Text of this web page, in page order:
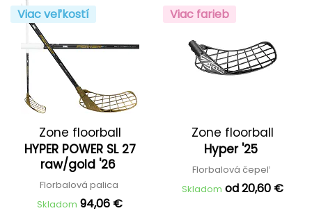
Viac veľkostí
Zone floorball
HYPER POWER SL 27
raw/gold '26
Florbalová palica
Skladom 94,06 €
Viac farieb
Zone floorball
Hyper '25
Florbalová čepeľ
Skladom od 20,60 €